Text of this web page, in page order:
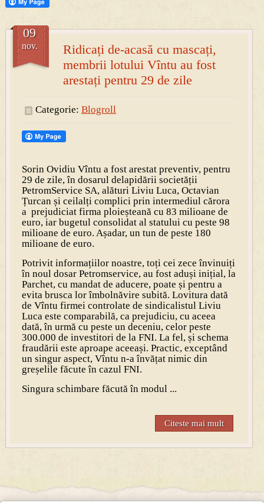
Ridicați de-acasă cu mascați,
membrii lotului Vîntu au fost
arestați pentru 29 de zile
09
nov.
Categorie: Blogroll
Sorin Ovidiu Vîntu a fost arestat preventiv, pentru
29 de zile, în dosarul delapidării societății
PetromService SA, alături Liviu Luca, Octavian
Țurcan și ceilalți complici prin intermediul cărora
a prejudiciat firma ploieșteană cu 83 milioane de
euro, iar bugetul consolidat al statului cu peste 98
milioane de euro. Așadar, un tun de peste 180
milioane de euro.
Potrivit informațiilor noastre, toți cei zece învinuiți
în noul dosar Petromservice, au fost aduși inițial, la
Parchet, cu mandat de aducere, poate și pentru a
evita brusca lor îmbolnăvire subită. Lovitura dată
de Vîntu firmei controlate de sindicalistul Liviu
Luca este comparabilă, ca prejudiciu, cu aceea
dată, în urmă cu peste un deceniu, celor peste
300.000 de investitori de la FNI. La fel, și schema
fraudării este aproape aceeași. Practic, exceptând
un singur aspect, Vîntu n-a învățat nimic din
greșelile făcute în cazul FNI.
Singura schimbare făcută în modul ...
Citeste mai mult